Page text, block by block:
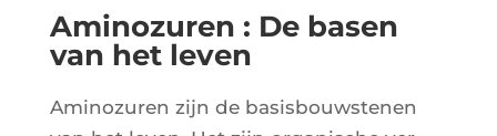
Aminozuren : De basen
van het leven
Ami­no­zu­ren zijn de basis­bouws­te­nen